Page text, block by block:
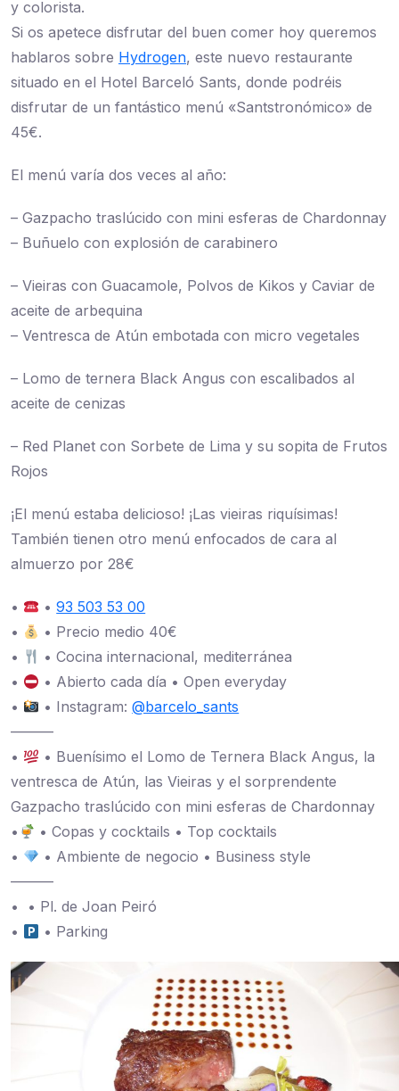
y colorista.
Si os apetece disfrutar del buen comer hoy queremos
hablaros sobre Hydrogen, este nuevo restaurante
situado en el Hotel Barceló Sants, donde podréis
disfrutar de un fantástico menú «Santstronómico» de
45€.
El menú varía dos veces al año:
– Gazpacho traslúcido con mini esferas de Chardonnay
– Buñuelo con explosión de carabinero
– Vieiras con Guacamole, Polvos de Kikos y Caviar de
aceite de arbequina
– Ventresca de Atún embotada con micro vegetales
– Lomo de ternera Black Angus con escalibados al
aceite de cenizas
– Red Planet con Sorbete de Lima y su sopita de Frutos
Rojos
¡El menú estaba delicioso! ¡Las vieiras riquísimas!
También tienen otro menú enfocados de cara al
almuerzo por 28€
• •93 503 53 00
•
• Precio medio 40€
•
• Cocina internacional, mediterránea
•
• Abierto cada día • Open everyday
•
• Instagram:@barcelo_sants
———
•
• Buenísimo el Lomo de Ternera Black Angus, la
ventresca de Atún, las Vieiras y el sorprendente
Gazpacho traslúcido con mini esferas de Chardonnay
•
• Copas y cocktails • Top cocktails
•
• Ambiente de negocio • Business style
———
• • Pl. de Joan Peiró
•
• Parking